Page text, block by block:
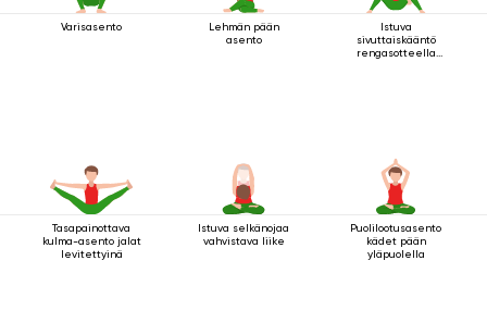
Varisasento
Lehmän pään
asento
Istuva
sivuttaiskääntö
rengasotteella
Tasapainottava
kulma-asento jalat
levitettyinä
Istuva selkänojaa
vahvistava liike
Puolilootusasento
kädet pään
yläpuolella